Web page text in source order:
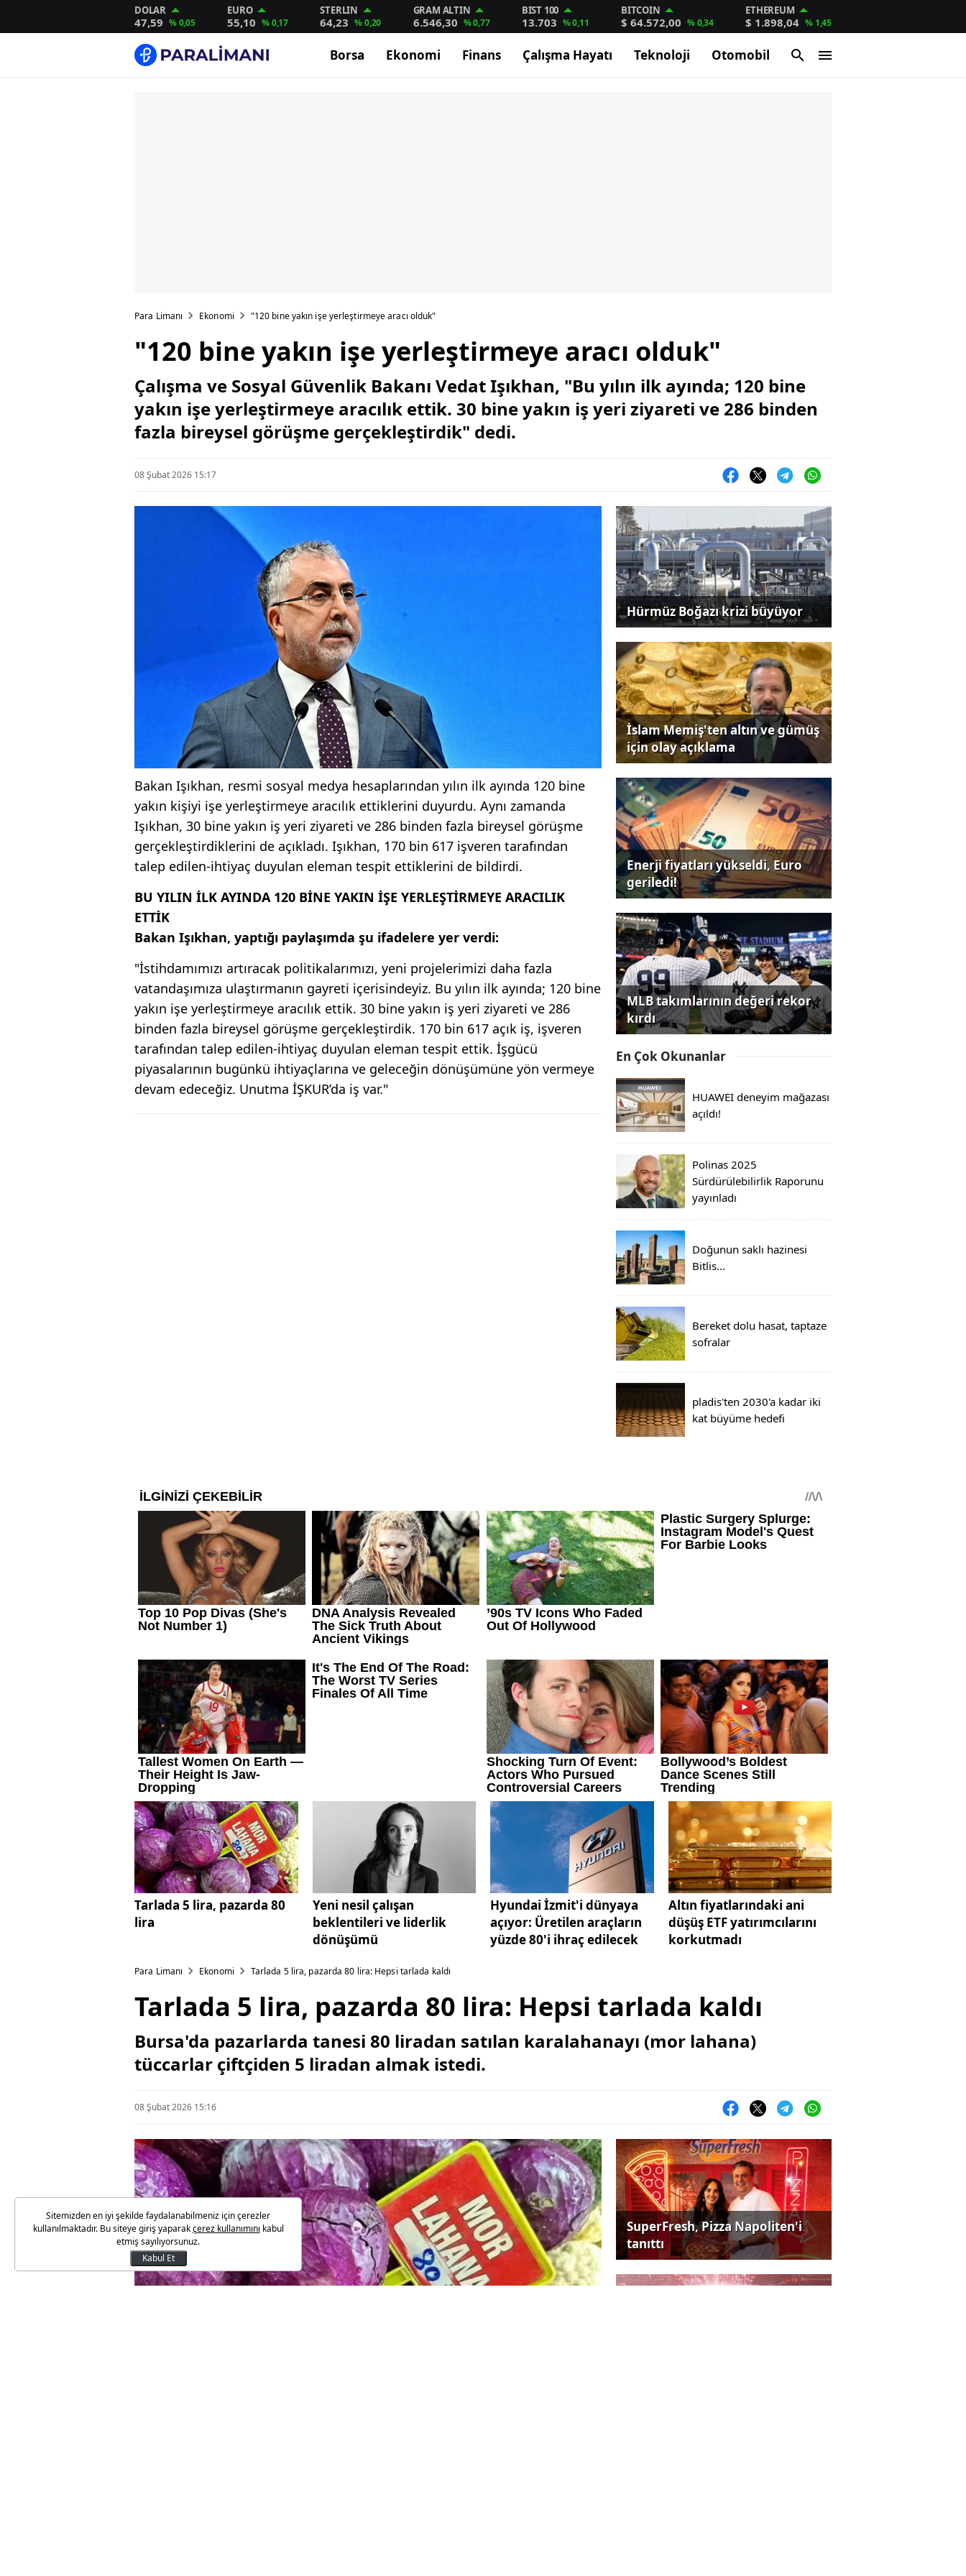
DOLAR
47,59 % 0,05
EURO
55,10 % 0,17
STERLIN
64,23 % 0,20
GRAM ALTIN
6.546,30 % 0,77
BIST 100
13.703 % 0,11
BITCOIN
$ 64.572,00 % 0,34
ETHEREUM
$ 1.898,04 % 1,45
Borsa Ekonomi Finans Çalışma Hayatı Teknoloji Otomobil
Para Limanı Ekonomi "120 bine yakın işe yerleştirmeye aracı olduk"
"120 bine yakın işe yerleştirmeye aracı olduk"
Çalışma ve Sosyal Güvenlik Bakanı Vedat Işıkhan, "Bu yılın ilk ayında; 120 bine
yakın işe yerleştirmeye aracılık ettik. 30 bine yakın iş yeri ziyareti ve 286 binden
fazla bireysel görüşme gerçekleştirdik" dedi.
08 Şubat 2026 15:17
Bakan Işıkhan, resmi sosyal medya hesaplarından yılın ilk ayında 120 bine
yakın kişiyi işe yerleştirmeye aracılık ettiklerini duyurdu. Aynı zamanda
Işıkhan, 30 bine yakın iş yeri ziyareti ve 286 binden fazla bireysel görüşme
gerçekleştirdiklerini de açıkladı. Işıkhan, 170 bin 617 işveren tarafından
talep edilen-ihtiyaç duyulan eleman tespit ettiklerini de bildirdi.
BU YILIN İLK AYINDA 120 BİNE YAKIN İŞE YERLEŞTİRMEYE ARACILIK
ETTİK
Bakan Işıkhan, yaptığı paylaşımda şu ifadelere yer verdi:
"İstihdamımızı artıracak politikalarımızı, yeni projelerimizi daha fazla
vatandaşımıza ulaştırmanın gayreti içerisindeyiz. Bu yılın ilk ayında; 120 bine
yakın işe yerleştirmeye aracılık ettik. 30 bine yakın iş yeri ziyareti ve 286
binden fazla bireysel görüşme gerçekleştirdik. 170 bin 617 açık iş, işveren
tarafından talep edilen-ihtiyaç duyulan eleman tespit ettik. İşgücü
piyasalarının bugünkü ihtiyaçlarına ve geleceğin dönüşümüne yön vermeye
devam edeceğiz. Unutma İŞKUR’da iş var."
Hürmüz Boğazı krizi büyüyor
İslam Memiş'ten altın ve gümüş
için olay açıklama
Enerji fiyatları yükseldi, Euro
geriledi!
MLB takımlarının değeri rekor
kırdı
En Çok Okunanlar
HUAWEI deneyim mağazası
açıldı!
Polinas 2025
Sürdürülebilirlik Raporunu
yayınladı
Doğunun saklı hazinesi
Bitlis...
Bereket dolu hasat, taptaze
sofralar
pladis'ten 2030'a kadar iki
kat büyüme hedefi
Tarlada 5 lira, pazarda 80
lira
Yeni nesil çalışan
beklentileri ve liderlik
dönüşümü
Hyundai İzmit'i dünyaya
açıyor: Üretilen araçların
yüzde 80'i ihraç edilecek
Altın fiyatlarındaki ani
düşüş ETF yatırımcılarını
korkutmadı
Para Limanı Ekonomi Tarlada 5 lira, pazarda 80 lira: Hepsi tarlada kaldı
Tarlada 5 lira, pazarda 80 lira: Hepsi tarlada kaldı
Bursa'da pazarlarda tanesi 80 liradan satılan karalahanayı (mor lahana)
tüccarlar çiftçiden 5 liradan almak istedi.
08 Şubat 2026 15:16
SuperFresh, Pizza Napoliten'i
tanıttı
Sitemizden en iyi şekilde faydalanabilmeniz için çerezler
kullanılmaktadır. Bu siteye giriş yaparakçerez kullanımını kabul
etmiş sayılıyorsunuz.
Kabul Et